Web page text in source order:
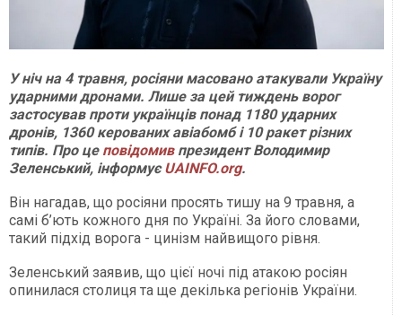
У ніч на 4 травня, росіяни масовано атакували Україну
ударними дронами. Лише за цей тиждень ворог
застосував проти українців понад 1180 ударних
дронів, 1360 керованих авіабомб і 10 ракет різних
типів. Про це повідомивпрезидент Володимир
Зеленський, інформуєUAINFO.org.
Він нагадав, що росіяни просять тишу на 9 травня, а
самі б’ють кожного дня по Україні. За його словами,
такий підхід ворога - цинізм найвищого рівня.
Зеленський заявив, що цієї ночі під атакою росіян
опинилася столиця та ще декілька регіонів України.